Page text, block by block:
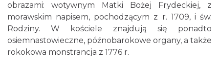
obrazami: wotywnym Matki Bożej Frydeckiej, z
morawskim napisem, pochodzącym z r. 1709, i św.
Rodziny. W kościele znajdują się ponadto
osiemnastowieczne, późnobarokowe organy, a także
rokokowa monstrancja z 1776 r.